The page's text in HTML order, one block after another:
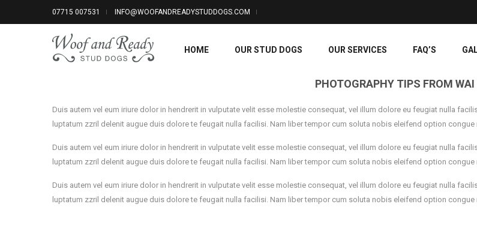
07715 007531 INFO@WOOFANDREADYSTUDDOGS.COM
HOME OUR STUD DOGS OUR SERVICES FAQ’S
PHOTOGRAPHY TIPS FROM WAI
Duis autem vel eum iriure dolor in hendrerit in vulputate velit esse molestie consequat, vel illum dolore eu feugiat nulla
luptatum zzril delenit augue duis dolore te feugait nulla facilisi. Nam liber tempor cum soluta nobis eleifend option
Duis autem vel eum iriure dolor in hendrerit in vulputate velit esse molestie consequat, vel illum dolore eu feugiat nulla
luptatum zzril delenit augue duis dolore te feugait nulla facilisi. Nam liber tempor cum soluta nobis eleifend option
Duis autem vel eum iriure dolor in hendrerit in vulputate velit esse molestie consequat, vel illum dolore eu feugiat nulla
luptatum zzril delenit augue duis dolore te feugait nulla facilisi. Nam liber tempor cum soluta nobis eleifend option